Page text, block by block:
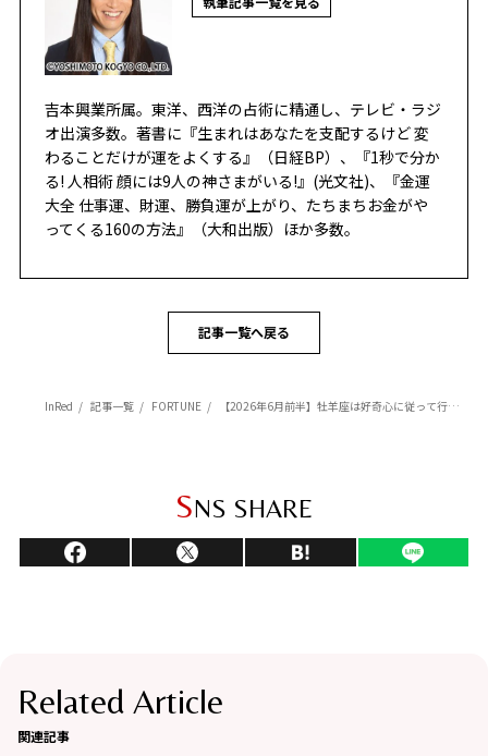
吉本興業所属。東洋、西洋の占術に精通し、テレビ・ラジ
オ出演多数。著書に『生まれはあなたを支配するけど 変
わることだけが運をよくする』（日経BP）、『1秒で分か
る! 人相術 顔には9人の神さまがいる!』(光文社)、『金運
大全 仕事運、財運、勝負運が上がり、たちまちお金がや
ってくる160の方法』（大和出版）ほか多数。
記事一覧へ戻る
InRed 記事一覧 FORTUNE 【2026年6月前半】牡羊座は好奇心に従って行動すると運気が上昇【Love Me Doのポジティブ星座占い】
SNS SHARE
Related Article
関連記事